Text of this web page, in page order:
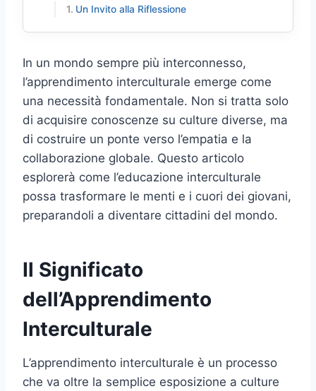
Un Invito alla Riflessione
In un mondo sempre più interconnesso,
l’apprendimento interculturale emerge come
una necessità fondamentale. Non si tratta solo
di acquisire conoscenze su culture diverse, ma
di costruire un ponte verso l’empatia e la
collaborazione globale. Questo articolo
esplorerà come l’educazione interculturale
possa trasformare le menti e i cuori dei giovani,
preparandoli a diventare cittadini del mondo.
Il Significato
dell’Apprendimento
Interculturale
L’apprendimento interculturale è un processo
che va oltre la semplice esposizione a culture